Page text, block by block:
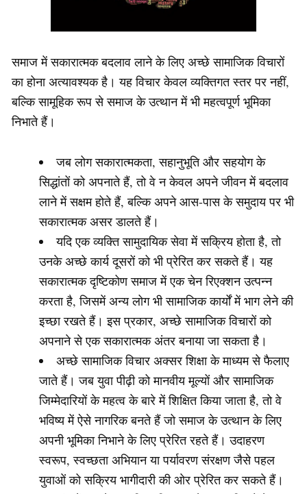
समाज में सकारात्मक बदलाव लाने के लिए अच्छे सामाजिक विचारों
का होना अत्यावश्यक है। यह विचार केवल व्यक्तिगत स्तर पर नहीं,
बल्कि सामूहिक रूप से समाज के उत्थान में भी महत्वपूर्ण भूमिका
निभाते हैं।
जब लोग सकारात्मकता, सहानुभूति और सहयोग के
सिद्धांतों को अपनाते हैं, तो वे न केवल अपने जीवन में बदलाव
लाने में सक्षम होते हैं, बल्कि अपने आस-पास के समुदाय पर भी
सकारात्मक असर डालते हैं।
यदि एक व्यक्ति सामुदायिक सेवा में सक्रिय होता है, तो
उनके अच्छे कार्य दूसरों को भी प्रेरित कर सकते हैं। यह
सकारात्मक दृष्टिकोण समाज में एक चेन रिएक्शन उत्पन्न
करता है, जिसमें अन्य लोग भी सामाजिक कार्यों में भाग लेने की
इच्छा रखते हैं। इस प्रकार, अच्छे सामाजिक विचारों को
अपनाने से एक सकारात्मक अंतर बनाया जा सकता है।
अच्छे सामाजिक विचार अक्सर शिक्षा के माध्यम से फैलाए
जाते हैं। जब युवा पीढ़ी को मानवीय मूल्यों और सामाजिक
जिम्मेदारियों के महत्व के बारे में शिक्षित किया जाता है, तो वे
भविष्य में ऐसे नागरिक बनते हैं जो समाज के उत्थान के लिए
अपनी भूमिका निभाने के लिए प्रेरित रहते हैं। उदाहरण
स्वरूप, स्वच्छता अभियान या पर्यावरण संरक्षण जैसे पहल
युवाओं को सक्रिय भागीदारी की ओर प्रेरित कर सकते हैं।